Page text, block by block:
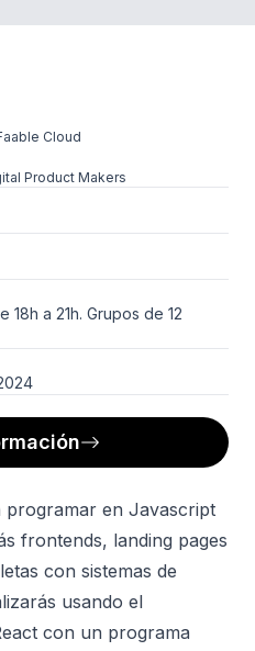
programar en Javascript
frontends, landing pages
con sistemas de
usando el
con un programa
Cloud
Product Makers
a 21h. Grupos de 12